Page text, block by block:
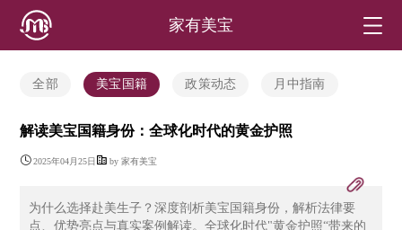
家有美宝
全部 美宝国籍 政策动态 月中指南
解读美宝国籍身份：全球化时代的黄金护照
2025年04月25日 by 家有美宝
为什么选择赴美生子？深度剖析美宝国籍身份，解析法律要
点、优势亮点与真实案例解读。全球化时代"黄金护照“带来的